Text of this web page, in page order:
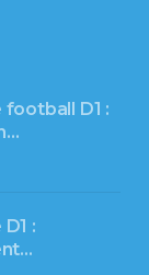
D1 :
: